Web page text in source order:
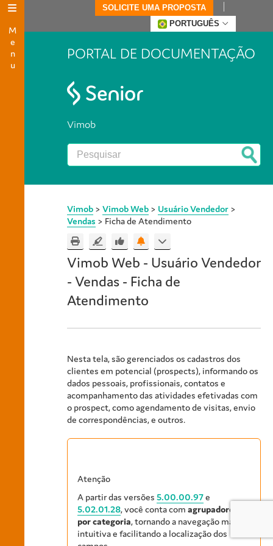
Menu
SOLICITE UMA PROPOSTA
PORTUGUÊS
PORTAL DE DOCUMENTAÇÃO
Vimob
Vimob > Vimob Web > Usuário Vendedor >
Vendas > Ficha de Atendimento
Vimob Web - Usuário Vendedor
- Vendas - Ficha de
Atendimento
Nesta tela, são gerenciados os cadastros dos
clientes em potencial (prospects), informando os
dados pessoais, profissionais, contatos e
acompanhamento das atividades efetivadas com
o prospect, como agendamento de visitas, envio
de correspondências, e outros.
Atenção
A partir das versões 5.00.00.97e
5.02.01.28, você conta com agrupadores
por categoria, tornando a navegação mais
intuitiva e facilitando a localização dos